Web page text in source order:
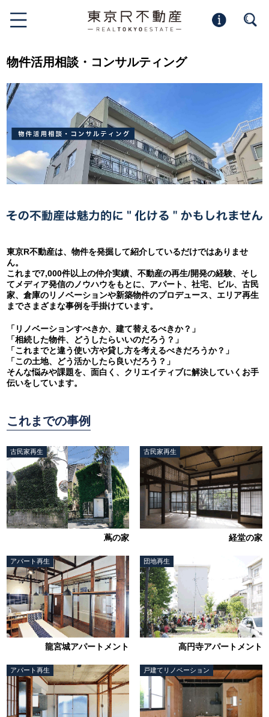
物件活用相談・コンサルティング
東京R不動産は、物件を発掘して紹介しているだけではありませ
ん。
これまで7,000件以上の仲介実績、不動産の再生/開発の経験、そし
てメディア発信のノウハウをもとに、アパート、社宅、ビル、古民
家、倉庫のリノベーションや新築物件のプロデュース、エリア再生
までさまざまな事例を手掛けています。
「リノベーションすべきか、建て替えるべきか？」
「相続した物件、どうしたらいいのだろう？」
「これまでと違う使い方や貸し方を考えるべきだろうか？」
「この土地、どう活かしたら良いだろう？」
そんな悩みや課題を、面白く、クリエイティブに解決していくお手
伝いをしています。
これまでの事例
古民家再生
蔦の家
古民家再生
経堂の家
アパート再生
龍宮城アパートメント
団地再生
高円寺アパートメント
アパート再生 戸建てリノベーション